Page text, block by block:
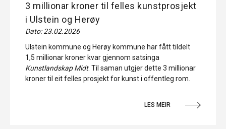
3 millionar kroner til felles kunstprosjekt
i Ulstein og Herøy
Dato: 23.02.2026
Ulstein kommune og Herøy kommune har fått tildelt
1,5 millionar kroner kvar gjennom satsinga
Kunstlandskap Midt. Til saman utgjer dette 3 millionar
kroner til eit felles prosjekt for kunst i offentleg rom.
LES MEIR